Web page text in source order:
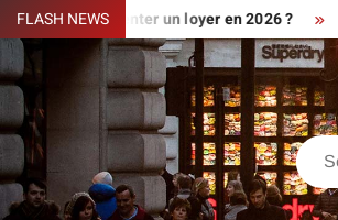
Skip
to
content
FLASH NEWS
augmenter un loyer en 2026 ?